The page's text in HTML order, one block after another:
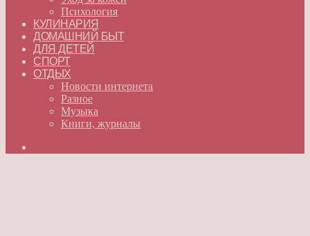
Психология
КУЛИНАРИЯ
ДОМАШНИЙ БЫТ
ДЛЯ ДЕТЕЙ
СПОРТ
ОТДЫХ
Новости интернета
Разное
Музыка
Книги, журналы